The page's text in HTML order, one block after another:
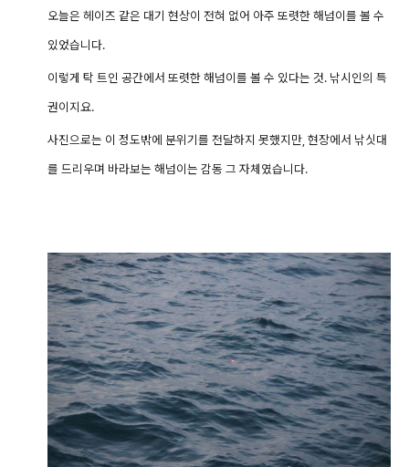
오늘은 헤이즈 같은 대기 현상이 전혀 없어 아주 또렷한 해넘이를 볼 수
있었습니다.
이렇게 탁 트인 공간에서 또렷한 해넘이를 볼 수 있다는 것. 낚시인의 특
권이지요.
사진으로는 이 정도밖에 분위기를 전달하지 못했지만, 현장에서 낚싯대
를 드리우며 바라보는 해넘이는 감동 그 자체였습니다.